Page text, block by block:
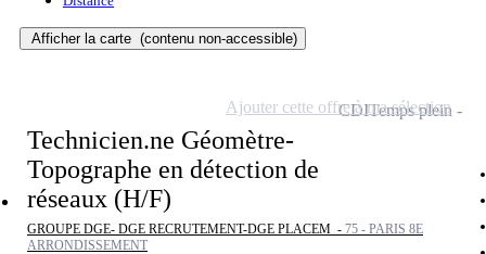
Afficher la carte (contenu non-accessible)
Technicien.ne Géomètre-
Topographe en détection de
réseaux (H/F)
GROUPE DGE- DGE RECRUTEMENT-DGE PLACEM - 75 - PARIS 8E
ARRONDISSEMENT
CDITemps plein
Ajouter cette offre à ma sélection